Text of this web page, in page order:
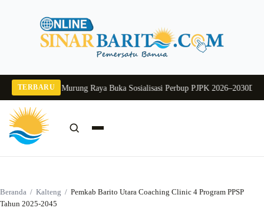
TERBARU
Pj Sekda Murung Raya Buka Sosialisasi Perbup PJPK 2026–2030Dukung
Beranda / Kalteng / Pemkab Barito Utara Coaching Clinic 4 Program PPSP
Tahun 2025-2045